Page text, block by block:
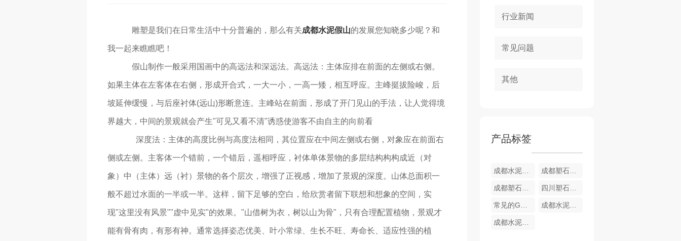
雕塑是我们在日常生活中十分普遍的，那么有关成都水泥假山的发展您知晓多少呢？和
我一起来瞧瞧吧！
假山制作一般采用国画中的高远法和深远法。高远法：主体应排在前面的左侧或右侧。
如果主体在左客体在右侧，形成开合式，一大一小，一高一矮，相互呼应。主峰挺拔险峻，后
坡延伸缓慢，与后座衬体(远山)形断意连。主峰站在前面，形成了开门见山的手法，让人觉得境
界越大，中间的景观就会产生"可见又看不清"诱惑使游客不由自主的向前看
深度法：主体的高度比例与高度法相同，其位置应在中间左侧或右侧，对象应在前面右
侧或左侧。主客体一个错前，一个错后，遥相呼应，衬体单体景物的多层结构构构成近（对
象）中（主体）远（衬）景物的各个层次，增强了正视感，增加了景观的深度。山体总面积一
般不超过水面的一半或一半。这样，留下足够的空白，给欣赏者留下联想和想象的空间，实
现"这里没有风景""虚中见实"的效果。"山借树为衣，树以山为骨"，只有合理配置植物，景观才
能有骨有肉，有形有神。通常选择姿态优美、叶小常绿、生长不旺、寿命长、适应性强的植
行业新闻
常见问题
其他
产品标签